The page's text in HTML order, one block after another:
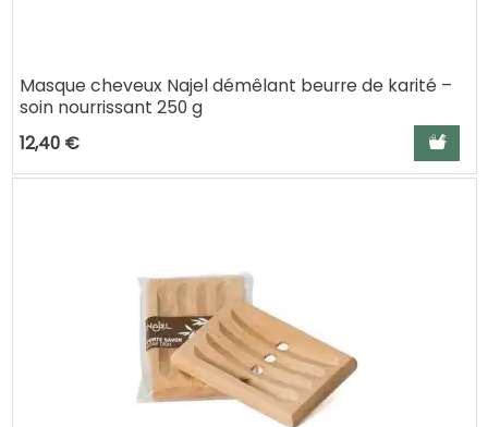
Masque cheveux Najel démêlant beurre de karité –
soin nourrissant 250 g
12,40 €
Ajouter